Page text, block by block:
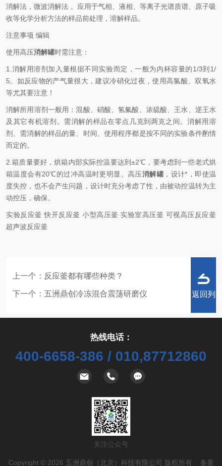
消解法，微波消解法 。应用于气相、液相、等离子光谱质谱、原子吸
收等化学分析方法的样品前处理，溶解样品。
注意事项 编辑
使用高压消解罐时需注意：
1.消解用溶剂加入量根据不同实验而定，一般为内杯容量的1/3到1/
5。如反应物的产气量很大，建议冷硝化过夜，使用高氯酸、双氧水
等尤其要注意！
消解所用溶剂一般用：混酸、硝酸、氢氟酸、浓硫酸、王水、逆王水
及其它有机溶剂。需消解的样品在零点几克到两克之间。消解用溶
剂、需消解的样品的量、时间、使用程序都是按不同的实验条件酌情
而定的。
2.箱质量要好，烘箱内部实际控温要达到±2℃，要考虑到一些老式烘
箱温度会有20℃的过冲高温时更明显。高压消解罐 ，设计*，即使温
度失控，也不会产生问题，设计时充分考虑了性，由被动控温转为主
动控压，确保。
实验反应釜 快开反应釜 小型高压釜 实验室高压釜 可视高压反应釜
超声波反应釜
上一个： 反应釜都有哪些种类？
下一个： 五洲鼎创冷冻混合震荡研磨仪 返回列
热线电话：
400-6658-386 / 010,87712860
关注公众号
Copyright © 2026 五洲鼎创（北京）科技有限公司 版权所有 备案